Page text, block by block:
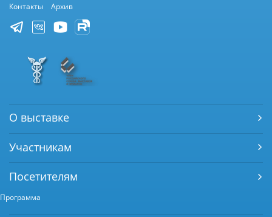
Контакты
Архив
О выставке
Участникам
Посетителям
Программа